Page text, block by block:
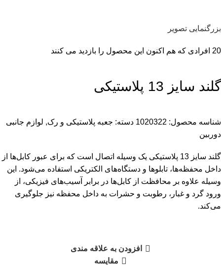
بزرگنمایی تصویر
20 افرادی که هم اکنون این محصول را بازدید می کنند
گلند سایز 13 پلاستیکی
شناسه محصول: 1020322 دسته: جعبه پلاستیکی و رک, لوازم جانبی
دوربین
گلند سایز 13 پلاستیکی یک وسیله اتصال است که برای عبور کابل‌ها از
داخل محفظه‌ها، تابلوها و دستگاه‌های الکتریکی استفاده می‌شود. این
وسیله علاوه بر محافظت از کابل‌ها در برابر آسیب‌های فیزیکی، از
ورود گرد و غبار، رطوبت و حشرات به داخل محفظه نیز جلوگیری
می‌کند.
افزودن به علاقه مندی
مقایسه